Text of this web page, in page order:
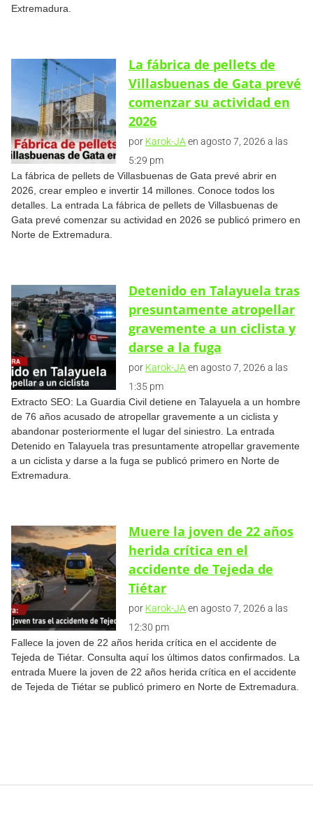
Extremadura.
La fábrica de pellets de
Villasbuenas de Gata prevé
comenzar su actividad en
2026
por Karok-JA en agosto 7, 2026 a las
5:29 pm
La fábrica de pellets de Villasbuenas de Gata prevé abrir en
2026, crear empleo e invertir 14 millones. Conoce todos los
detalles. La entrada La fábrica de pellets de Villasbuenas de
Gata prevé comenzar su actividad en 2026 se publicó primero en
Norte de Extremadura.
Detenido en Talayuela tras
presuntamente atropellar
gravemente a un ciclista y
darse a la fuga
por Karok-JA en agosto 7, 2026 a las
1:35 pm
Extracto SEO: La Guardia Civil detiene en Talayuela a un hombre
de 76 años acusado de atropellar gravemente a un ciclista y
abandonar posteriormente el lugar del siniestro. La entrada
Detenido en Talayuela tras presuntamente atropellar gravemente
a un ciclista y darse a la fuga se publicó primero en Norte de
Extremadura.
Muere la joven de 22 años
herida crítica en el
accidente de Tejeda de
Tiétar
por Karok-JA en agosto 7, 2026 a las
12:30 pm
Fallece la joven de 22 años herida crítica en el accidente de
Tejeda de Tiétar. Consulta aquí los últimos datos confirmados. La
entrada Muere la joven de 22 años herida crítica en el accidente
de Tejeda de Tiétar se publicó primero en Norte de Extremadura.